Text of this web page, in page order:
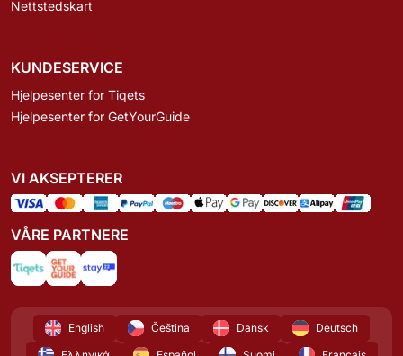
Nettstedskart
KUNDESERVICE
Hjelpesenter for Tiqets
Hjelpesenter for GetYourGuide
VI AKSEPTERER
VÅRE PARTNERE
English Čeština Dansk
Deutsch